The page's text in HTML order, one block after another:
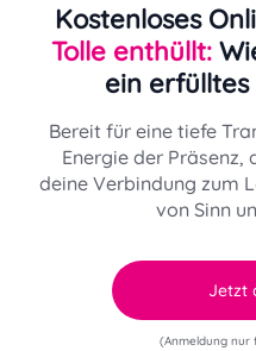
Kostenloses
Tolle enthüllt:
ein
Bereit für eine tiefe
Energie der Präsenz,
deine Verbindung zum
von Sinn
Jetzt
(Anmeldung nur